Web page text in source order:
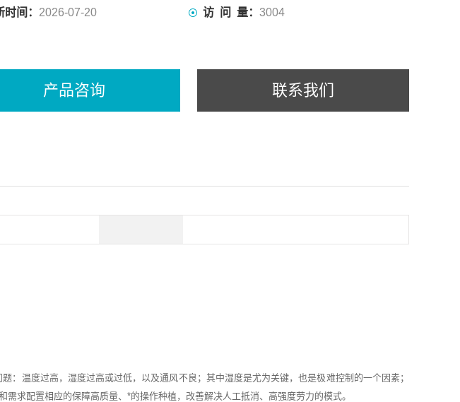
时间： 2026-07-20 访 问 量： 3004
产品咨询 联系我们
：温度过高，湿度过高或过低，以及通风不良；其中湿度是尤为关键，也是极难控制的一个因素；
需求配置相应的保障高质量、*的操作种植，改善解决人工抵消、高强度劳力的模式。